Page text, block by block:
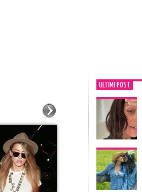
ULTIMI POST